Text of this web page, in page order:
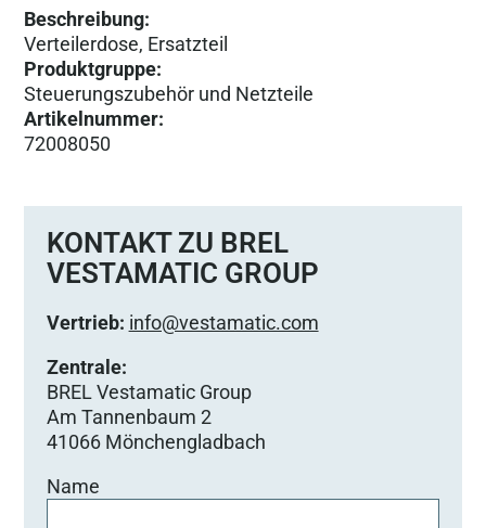
Beschreibung:
Verteilerdose, Ersatzteil
Produktgruppe:
Steuerungs­zubehör und Netzteile
Artikelnummer:
72008050
KONTAKT ZU BREL
VESTAMATIC GROUP
Vertrieb: info@vestamatic.com
Zentrale:
BREL Vestamatic Group
Am Tannenbaum 2
41066 Mönchengladbach
Name